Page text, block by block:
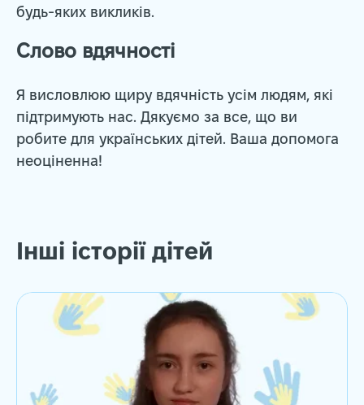
будь-яких викликів.
Слово вдячності
Я висловлюю щиру вдячність усім людям, які
підтримують нас. Дякуємо за все, що ви
робите для українських дітей. Ваша допомога
неоціненна!
Інші історії дітей